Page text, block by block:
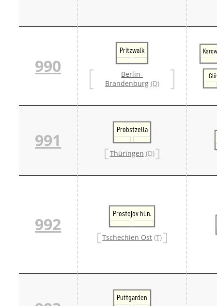
990
Pritzwalk
Berlin-
Brandenburg (D)
991
Probstzella
Thüringen (D)
992
Prostejov hl.n.
Tschechien Ost (T)
Puttgarden